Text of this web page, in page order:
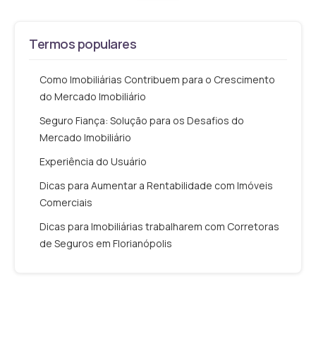
Termos populares
Como Imobiliárias Contribuem para o Crescimento
do Mercado Imobiliário
Seguro Fiança: Solução para os Desafios do
Mercado Imobiliário
Experiência do Usuário
Dicas para Aumentar a Rentabilidade com Imóveis
Comerciais
Dicas para Imobiliárias trabalharem com Corretoras
de Seguros em Florianópolis